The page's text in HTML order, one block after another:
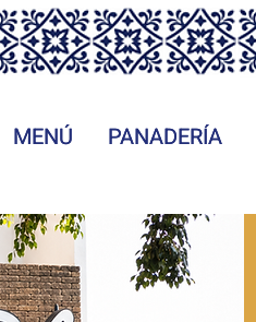
MENÚ PANADERÍA
MENÚ PANADERÍA